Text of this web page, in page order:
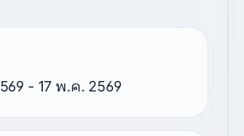
- 17 พ.ค. 2569